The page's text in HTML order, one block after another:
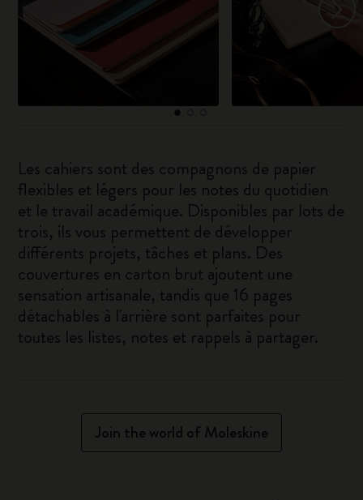
Les cahiers sont des compagnons de papier
flexibles et légers pour les notes du quotidien
et le travail académique. Disponibles par lots de
trois, ils vous permettent de développer
différents projets, tâches et plans. Des
couvertures en carton brut ajoutent une
sensation artisanale, tandis que 16 pages
détachables à l'arrière sont parfaites pour
toutes les listes, notes et rappels à partager.
Join the world of Moleskine